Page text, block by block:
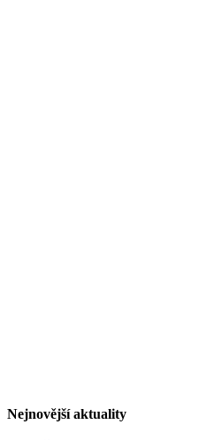
Nejnovější aktuality